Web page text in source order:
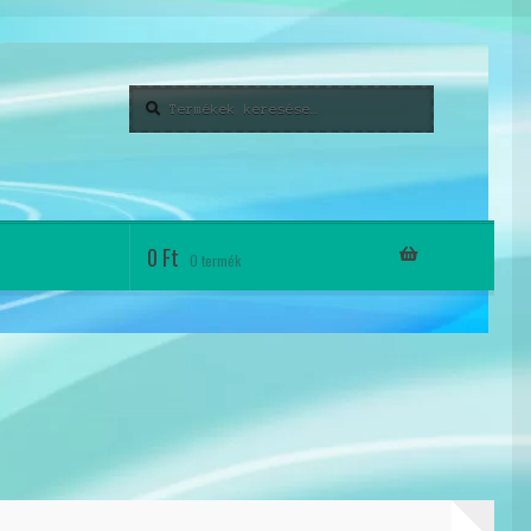
Keresés
Keresés
0 Ft 0 termék